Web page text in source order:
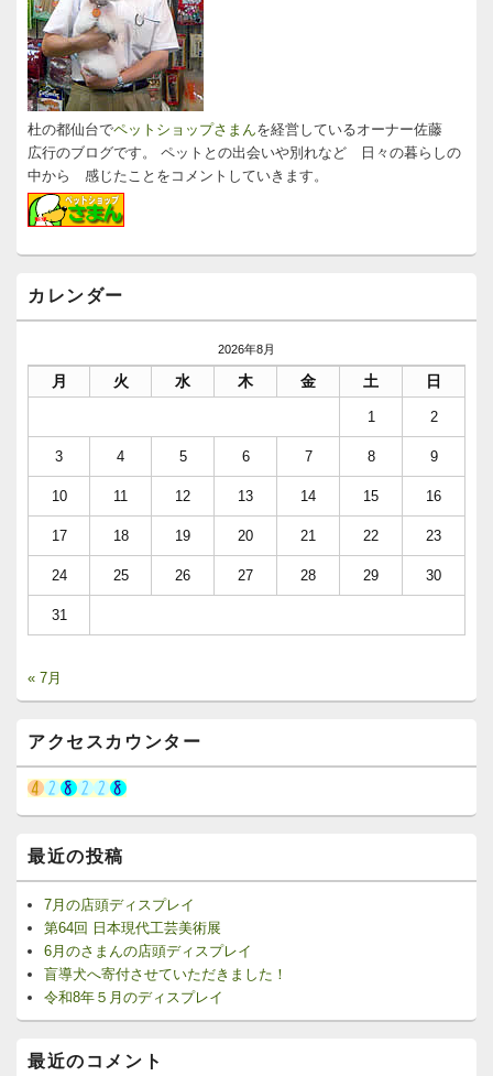
ィ
ジ
ェ
ッ
ト
エ
リ
ア
杜の都仙台でペットショップさまんを経営しているオーナー佐藤
広行のブログです。 ペットとの出会いや別れなど 日々の暮らしの
中から 感じたことをコメントしていきます。
カレンダー
2026年8月
月 火 水 木 金 土 日
1 2
3 4 5 6 7 8 9
10 11 12 13 14 15 16
17 18 19 20 21 22 23
24 25 26 27 28 29 30
31
« 7月
アクセスカウンター
最近の投稿
7月の店頭ディスプレイ
第64回 日本現代工芸美術展
6月のさまんの店頭ディスプレイ
盲導犬へ寄付させていただきました！
令和8年５月のディスプレイ
最近のコメント